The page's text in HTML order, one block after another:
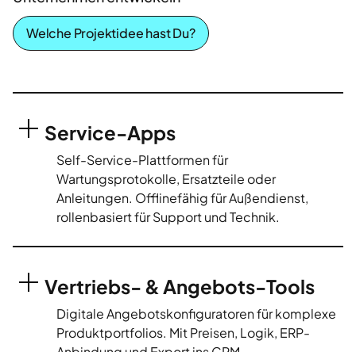
Welche Projektidee hast Du?
Service-Apps
Self-Service-Plattformen für
Wartungsprotokolle, Ersatzteile oder
Anleitungen. Offlinefähig für Außendienst,
rollenbasiert für Support und Technik.
Vertriebs- & Angebots-Tools
Digitale Angebotskonfiguratoren für komplexe
Produktportfolios. Mit Preisen, Logik, ERP-